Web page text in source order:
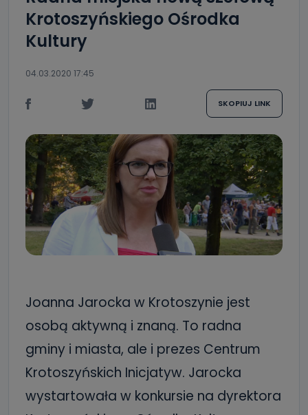
Krotoszyńskiego Ośrodka
Kultury
04.03.2020 17:45
SKOPIUJ LINK
Joanna Jarocka w Krotoszynie jest
osobą aktywną i znaną. To radna
gminy i miasta, ale i prezes Centrum
Krotoszyńskich Inicjatyw. Jarocka
wystartowała w konkursie na dyrektora